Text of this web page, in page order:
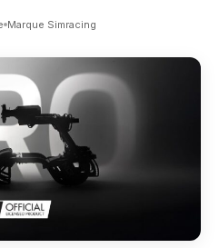
Marque Simracing